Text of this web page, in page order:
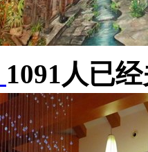
1091 人已